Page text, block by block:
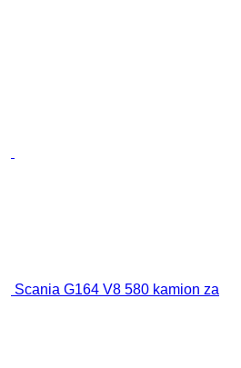
Scania G164 V8 580 kamion za